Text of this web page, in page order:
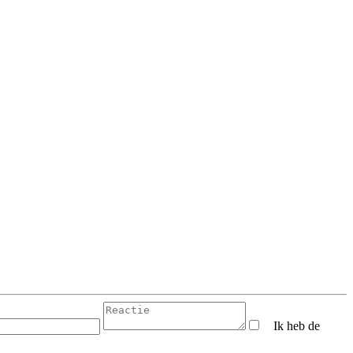
Ik heb de